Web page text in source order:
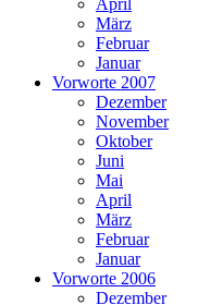
März
Februar
Januar
Vorworte 2007
Dezember
November
Oktober
Juni
Mai
April
März
Februar
Januar
Vorworte 2006
Dezember